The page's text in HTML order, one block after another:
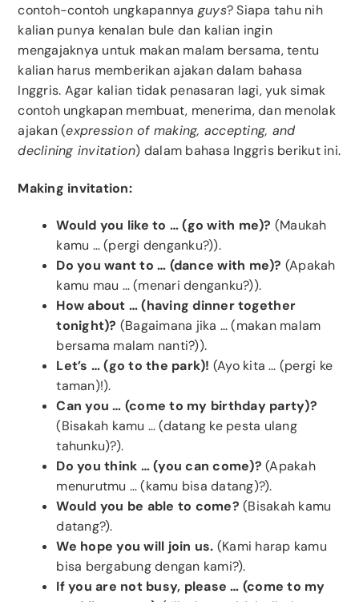
contoh-contoh ungkapannya guys? Siapa tahu nih
kalian punya kenalan bule dan kalian ingin
mengajaknya untuk makan malam bersama, tentu
kalian harus memberikan ajakan dalam bahasa
Inggris. Agar kalian tidak penasaran lagi, yuk simak
contoh ungkapan membuat, menerima, dan menolak
ajakan (expression of making, accepting, and
declining invitation) dalam bahasa Inggris berikut ini.
Making invitation:
Would you like to … (go with me)? (Maukah
kamu … (pergi denganku?)).
Do you want to … (dance with me)? (Apakah
kamu mau … (menari denganku?)).
How about … (having dinner together
tonight)? (Bagaimana jika … (makan malam
bersama malam nanti?)).
Let’s … (go to the park)! (Ayo kita … (pergi ke
taman)!).
Can you … (come to my birthday party)?
(Bisakah kamu … (datang ke pesta ulang
tahunku)?).
Do you think … (you can come)?(Apakah
menurutmu … (kamu bisa datang)?).
Would you be able to come?(Bisakah kamu
datang?).
We hope you will join us. (Kami harap kamu
bisa bergabung dengan kami?).
If you are not busy, please … (come to my